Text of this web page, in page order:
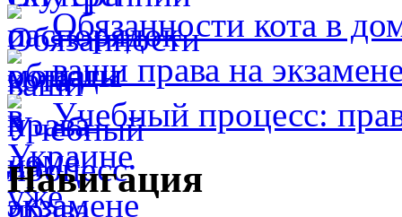
Обязанности кота в
ваши права на
Учебный процесс:
Навигация